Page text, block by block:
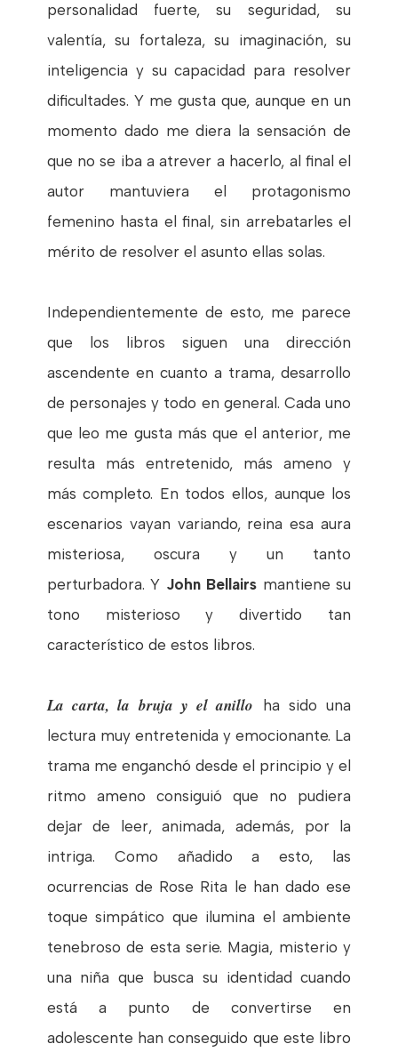
personalidad fuerte, su seguridad, su
valentía, su fortaleza, su imaginación, su
inteligencia y su capacidad para resolver
dificultades. Y me gusta que, aunque en un
momento dado me diera la sensación de
que no se iba a atrever a hacerlo, al final el
autor mantuviera el protagonismo
femenino hasta el final, sin arrebatarles el
mérito de resolver el asunto ellas solas.
Independientemente de esto, me parece
que los libros siguen una dirección
ascendente en cuanto a trama, desarrollo
de personajes y todo en general. Cada uno
que leo me gusta más que el anterior, me
resulta más entretenido, más ameno y
más completo. En todos ellos, aunque los
escenarios vayan variando, reina esa aura
misteriosa, oscura y un tanto
perturbadora. Y John Bellairs mantiene su
tono misterioso y divertido tan
característico de estos libros.
La carta, la bruja y el anillo ha sido una
lectura muy entretenida y emocionante. La
trama me enganchó desde el principio y el
ritmo ameno consiguió que no pudiera
dejar de leer, animada, además, por la
intriga. Como añadido a esto, las
ocurrencias de Rose Rita le han dado ese
toque simpático que ilumina el ambiente
tenebroso de esta serie. Magia, misterio y
una niña que busca su identidad cuando
está a punto de convertirse en
adolescente han conseguido que este libro